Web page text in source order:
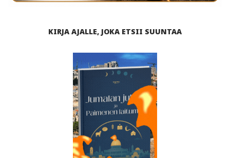
KIRJA AJALLE, JOKA ETSII SUUNTAA